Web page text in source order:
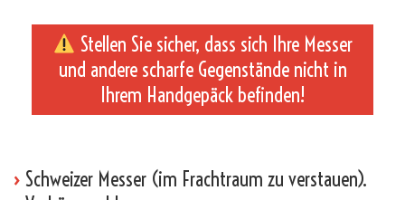
Stellen Sie sicher, dass sich Ihre Messer
und andere scharfe Gegenstände nicht in
Ihrem Handgepäck befinden!
› Schweizer Messer (im Frachtraum zu verstauen).